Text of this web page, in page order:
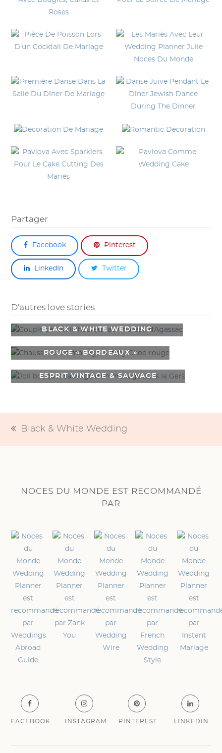
Partager
Facebook Pinterest
LinkedIn Twitter
D'autres love stories
BLACK & WHITE WEDDING
ROUGE « BORDEAUX »
ESPRIT VINTAGE & SAUVAGE
previous
Black & White Wedding
NOCES DU MONDE EST RECOMMANDÉ
PAR
FACEBOOK INSTAGRAM PINTEREST LINKEDIN